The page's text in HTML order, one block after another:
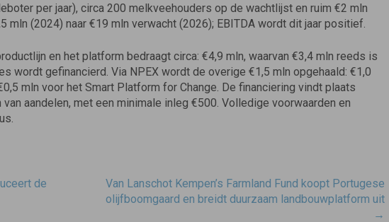
per jaar), circa 200 melkveehouders op de wachtlijst en ruim €2 mln
mln (2024) naar €19 mln verwacht (2026); EBITDA wordt dit jaar positief.
en het platform bedraagt circa: €4,9 mln, waarvan €3,4 mln reeds is
wordt gefinancierd. Via NPEX wordt de overige €1,5 mln opgehaald: €1,0
mln voor het Smart Platform for Change. De financiering vindt plaats
aandelen, met een minimale inleg €500. Volledige voorwaarden en
de
Van Lanschot Kempen’s Farmland Fund koopt Portugese
olijfboomgaard en breidt duurzaam landbouwplatform uit
→